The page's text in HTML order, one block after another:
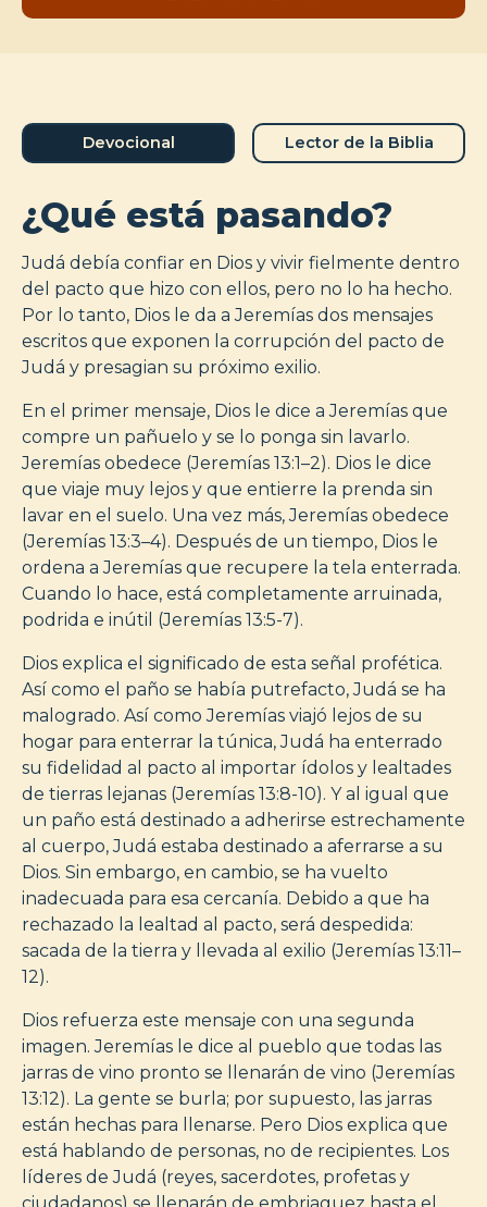
Devocional Lector de la Biblia
¿Qué está pasando?
Judá debía confiar en Dios y vivir fielmente dentro
del pacto que hizo con ellos, pero no lo ha hecho.
Por lo tanto, Dios le da a Jeremías dos mensajes
escritos que exponen la corrupción del pacto de
Judá y presagian su próximo exilio.
En el primer mensaje, Dios le dice a Jeremías que
compre un pañuelo y se lo ponga sin lavarlo.
Jeremías obedece (Jeremías 13:1–2). Dios le dice
que viaje muy lejos y que entierre la prenda sin
lavar en el suelo. Una vez más, Jeremías obedece
(Jeremías 13:3–4). Después de un tiempo, Dios le
ordena a Jeremías que recupere la tela enterrada.
Cuando lo hace, está completamente arruinada,
podrida e inútil (Jeremías 13:5-7).
Dios explica el significado de esta señal profética.
Así como el paño se había putrefacto, Judá se ha
malogrado. Así como Jeremías viajó lejos de su
hogar para enterrar la túnica, Judá ha enterrado
su fidelidad al pacto al importar ídolos y lealtades
de tierras lejanas (Jeremías 13:8-10). Y al igual que
un paño está destinado a adherirse estrechamente
al cuerpo, Judá estaba destinado a aferrarse a su
Dios. Sin embargo, en cambio, se ha vuelto
inadecuada para esa cercanía. Debido a que ha
rechazado la lealtad al pacto, será despedida:
sacada de la tierra y llevada al exilio (Jeremías 13:11–
12).
Dios refuerza este mensaje con una segunda
imagen. Jeremías le dice al pueblo que todas las
jarras de vino pronto se llenarán de vino (Jeremías
13:12). La gente se burla; por supuesto, las jarras
están hechas para llenarse. Pero Dios explica que
está hablando de personas, no de recipientes. Los
líderes de Judá (reyes, sacerdotes, profetas y